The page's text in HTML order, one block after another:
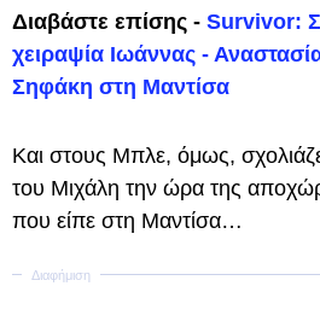
Διαβάστε επίσης - Survivor:
χειραψία Ιωάννας -
Σηφάκη στη Μαντίσα
Και στους Μπλε, όμως,
του Μιχάλη την ώρα της
που είπε στη Μαντίσα…